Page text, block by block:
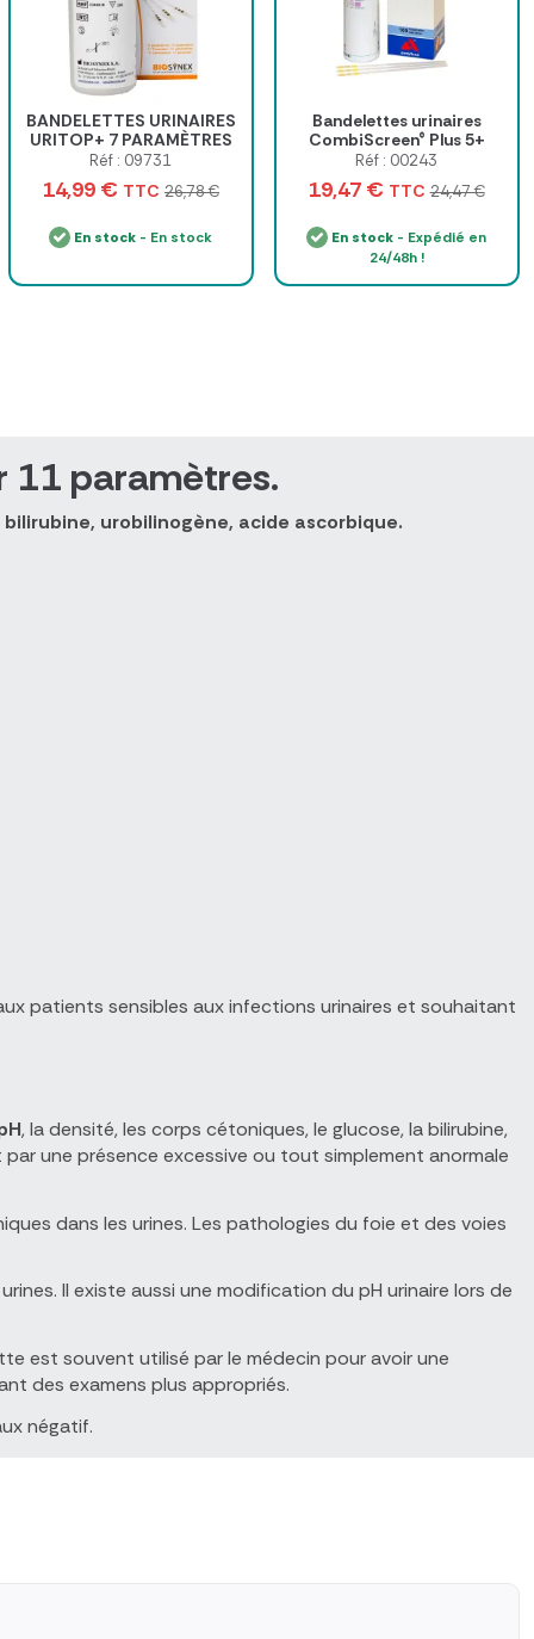
BANDELETTES URINAIRES
URITOP+ 7 PARAMÈTRES
LECTURE VISUELLE
BIOSYNEX - flacon de 100
Réf : 09731
14,99 € TTC 26,78 €
En stock - En stock
Bandelettes urinaires
CombiScreen® Plus 5+
Leuko
Réf : 00243
19,47 € TTC 24,47 €
En stock - Expédié en
24/48h !
11 paramètres.
urobilinogène, acide ascorbique.
patients sensibles aux infections urinaires et souhaitant
, la densité, les corps cétoniques, le glucose, la bilirubine,
une présence excessive ou tout simplement anormale
dans les urines. Les pathologies du foie et des voies
Il existe aussi une modification du pH urinaire lors de
est souvent utilisé par le médecin pour avoir une
des examens plus appropriés.
négatif.